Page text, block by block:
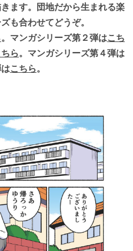
ます。団地だから生まれる楽
も合わせてどうぞ。
。マンガシリーズ第２弾はこち
ら。マンガシリーズ第４弾は
こちら。